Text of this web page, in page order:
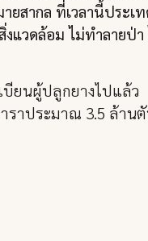
ยสากล ที่เวลานี้ประเ
แวดล้อม ไม่ทำลายป่า
บียนผู้ปลูกยางไปแล้ว
ราประมาณ 3.5 ล้าน